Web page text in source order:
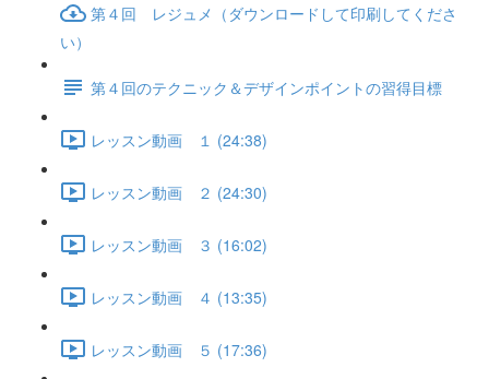
第４回 レジュメ（ダウンロードして印刷してくださ
い）
第４回のテクニック＆デザインポイントの習得目標
レッスン動画 １ (24:38)
レッスン動画 ２ (24:30)
レッスン動画 ３ (16:02)
レッスン動画 ４ (13:35)
レッスン動画 ５ (17:36)